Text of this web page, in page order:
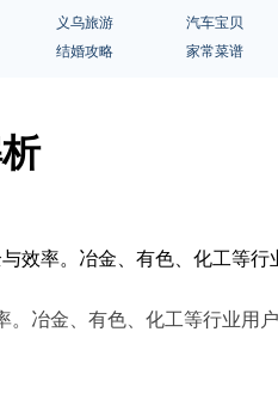
义乌旅游 汽车宝贝
结婚攻略 家常菜谱
效率。冶金、有色、化工等
。冶金、有色、化工等行业用